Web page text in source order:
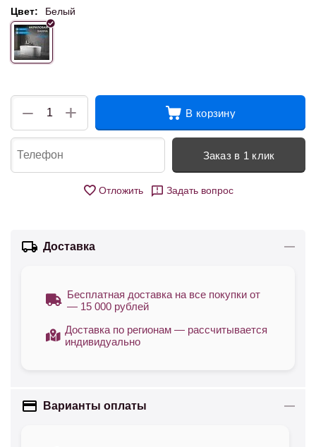
Цвет: Белый
+
− В корзину
Заказ в 1 клик
Отложить Задать вопрос
Доставка
Бесплатная доставка на все покупки от
— 15 000 рублей
Доставка по регионам — рассчитывается
индивидуально
Варианты оплаты